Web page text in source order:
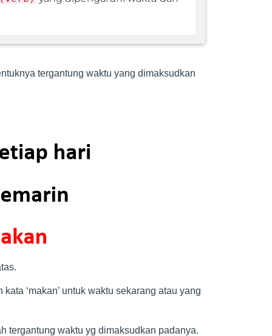
tergantung waktu yang dimaksudkan
‘makan’ untuk waktu sekarang atau yang
tergantung waktu yg dimaksudkan padanya.